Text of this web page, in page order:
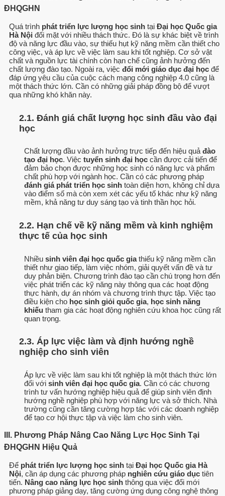
ĐHQGHN
Quá trình phát triển lực lượng học sinh tại Đại học Quốc gia
Hà Nội đối mặt với nhiều thách thức. Đó là sự khác biệt về trình
độ và năng lực đầu vào, sự thiếu hụt kỹ năng mềm cần thiết cho
công việc, và áp lực về việc làm sau khi tốt nghiệp. Cơ sở vật
chất và nguồn lực tài chính còn hạn chế cũng ảnh hưởng đến
chất lượng đào tạo. Ngoài ra, việc đổi mới giáo dục đại học để
đáp ứng yêu cầu của cuộc cách mạng công nghiệp 4.0 cũng là
một thách thức lớn. Cần có những giải pháp đồng bộ để vượt
qua những khó khăn này.
2.1. Đánh giá chất lượng học sinh đầu vào đại
học
Chất lượng đầu vào ảnh hưởng trực tiếp đến hiệu quảđào
tạo đại học. Việc tuyển sinh đại học cần được cải tiến để
đảm bảo chọn được những học sinh có năng lực và phẩm
chất phù hợp với ngành học. Cần có các phương pháp
đánh giá phát triển học sinh toàn diện hơn, không chỉ dựa
vào điểm số mà còn xem xét các yếu tố khác như kỹ năng
mềm, khả năng tư duy sáng tạo và tinh thần học hỏi.
2.2. Hạn chế về kỹ năng mềm và kinh nghiệm
thực tế của học sinh
Nhiều sinh viên đại học quốc giathiếu kỹ năng mềm cần
thiết như giao tiếp, làm việc nhóm, giải quyết vấn đề và tư
duy phản biện. Chương trình đào tạo cần chú trọng hơn đến
việc phát triển các kỹ năng này thông qua các hoạt động
thực hành, dự án nhóm và chương trình thực tập. Việc tạo
điều kiện cho học sinh giỏi quốc gia, học sinh năng
khiếu tham gia các hoạt động nghiên cứu khoa học cũng rất
quan trọng.
2.3. Áp lực việc làm và định hướng nghề
nghiệp cho sinh viên
Áp lực về việc làm sau khi tốt nghiệp là một thách thức lớn
đối với sinh viên đại học quốc gia. Cần có các chương
trình tư vấn hướng nghiệp hiệu quả để giúp sinh viên định
hướng nghề nghiệp phù hợp với năng lực và sở thích. Nhà
trường cũng cần tăng cường hợp tác với các doanh nghiệp
để tạo cơ hội thực tập và việc làm cho sinh viên.
III. Phương Pháp Nâng Cao Năng Lực Học Sinh Tại
ĐHQGHN Hiệu Quả
Để phát triển lực lượng học sinh tại Đại học Quốc gia Hà
Nội, cần áp dụng các phương pháp nghiên cứu giáo dục tiên
tiến. Nâng cao năng lực học sinh thông qua việc đổi mới
phương pháp giảng dạy, tăng cường ứng dụng công nghệ thông